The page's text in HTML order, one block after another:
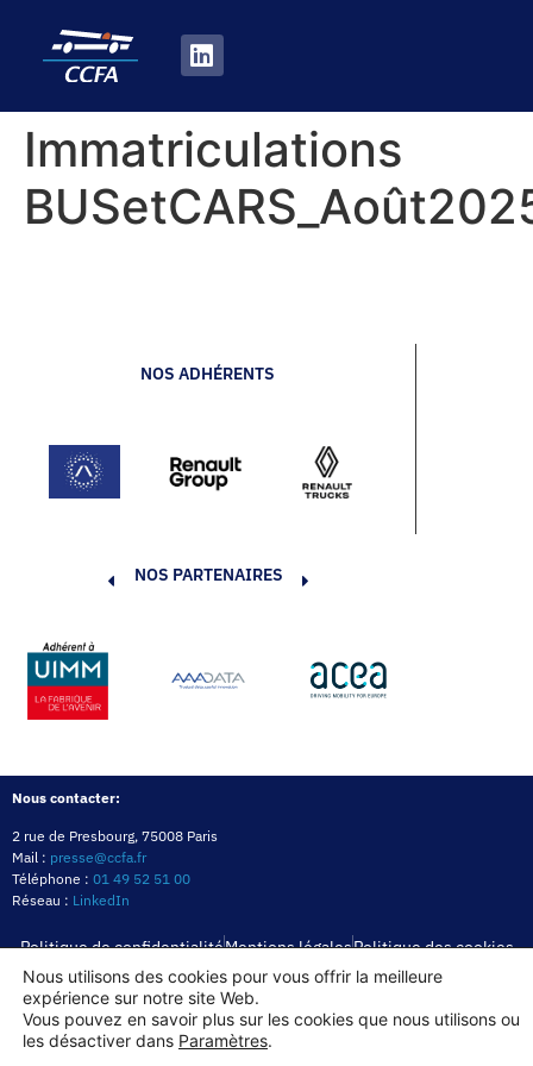
Immatriculations
NOS ADHÉRENTS
NOS PARTENAIRES
Nous contacter:
2 rue de Presbourg, 75008 Paris
Mail : presse@ccfa.fr
Téléphone : 01 49 52 51 00
Réseau : LinkedIn
Politique de confidentialitéMentions légalesPolitique des cookies
Copyright© 2026
Nous utilisons des cookies pour vous offrir la meilleure
expérience sur notre site Web.
Vous pouvez en savoir plus sur les cookies que nous utilisons ou
les désactiver dans Paramètres.